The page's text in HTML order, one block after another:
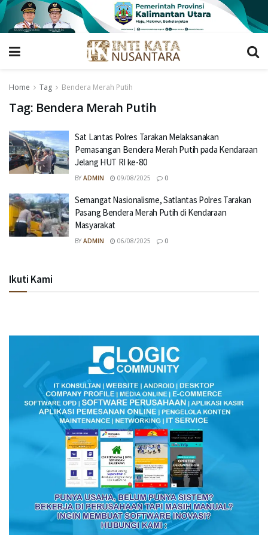
Home Tag Bendera Merah Putih
Tag: Bendera Merah Putih
Sat Lantas Polres Tarakan Melaksanakan
Pemasangan Bendera Merah Putih pada Kendaraan
Jelang HUT RI ke-80
BY ADMIN 09/08/2025 0
Semangat Nasionalisme, Satlantas Polres Tarakan
Pasang Bendera Merah Putih di Kendaraan
Masyarakat
BY ADMIN 06/08/2025 0
Ikuti Kami